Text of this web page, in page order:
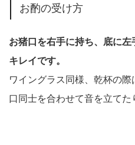
お酌の受け方
お猪口を右手に持ち、底に
キレイです。
ワイングラス同様、乾杯の
口同士を合わせて音を立てた